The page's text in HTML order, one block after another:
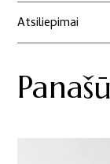
Atsiliepimai